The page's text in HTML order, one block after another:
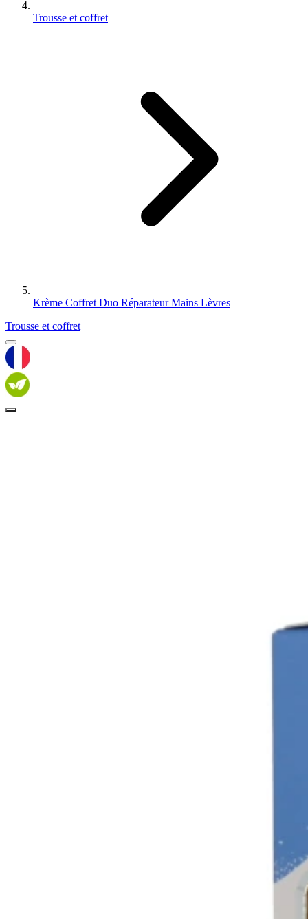
Trousse et coffret
Krème Coffret Duo Réparateur Mains Lèvres
Trousse et coffret